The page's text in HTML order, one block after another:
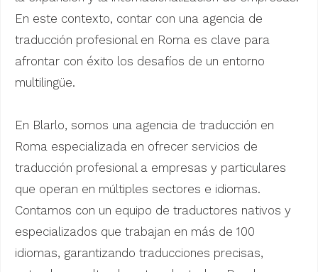
En este contexto, contar con una agencia de
traducción profesional en Roma es clave para
afrontar con éxito los desafíos de un entorno
multilingüe.
En Blarlo, somos una agencia de traducción en
Roma especializada en ofrecer servicios de
traducción profesional a empresas y particulares
que operan en múltiples sectores e idiomas.
Contamos con un equipo de traductores nativos y
especializados que trabajan en más de 100
idiomas, garantizando traducciones precisas,